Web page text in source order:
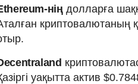
ніңдолларға
криптовалютаның
уақытта актив